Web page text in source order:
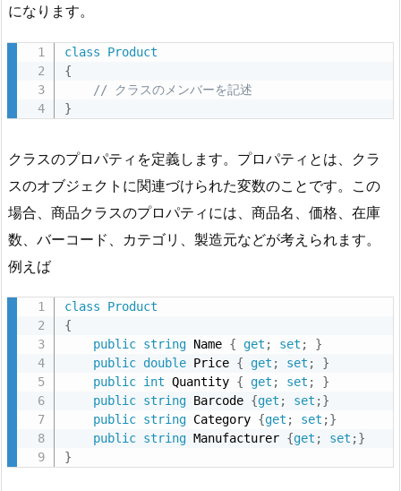
ス
コ
ー
1.
2.
使
い
方
カ
ー
ト
に
追
加
し
になります。
class
Product
{
// クラスのメンバーを記述
}
クラスのプロパティを定義します。プロパティとは、クラ
スのオブジェクトに関連づけられた変数のことです。この
場合、商品クラスのプロパティには、商品名、価格、在庫
数、バーコード、カテゴリ、製造元などが考えられます。
例えば
class
Product
{
public string Name { get ; set ;
}
public double Price { get ; set ;
}
public int Quantity { get ; set ;
}
public string Barcode {get ; set ;}
public string Category {get ; set ;}
public string Manufacturer {get ; set ;}
}